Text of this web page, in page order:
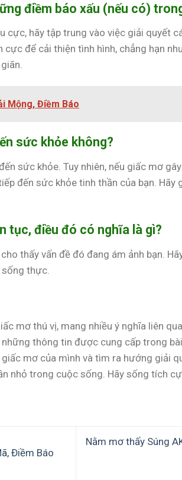
điềm báo xấu (nếu có)
cực, hãy tập trung vào việc giải quyết
để cải thiện tình hình, chẳng hạn
Mộng, Điềm Báo
sức khỏe không?
sức khỏe. Tuy nhiên, nếu giấc mơ
đến sức khỏe tinh thần của bạn. Hãy
tục, điều đó có nghĩa là gì?
thấy vấn đề đó đang ám ảnh bạn.
thực.
mơ thú vị, mang nhiều ý nghĩa liên
thông tin được cung cấp trong
mơ của mình và tìm ra hướng giải
nhỏ trong cuộc sống. Hãy sống tích
Điềm Báo
Nằm mơ thấy Súng